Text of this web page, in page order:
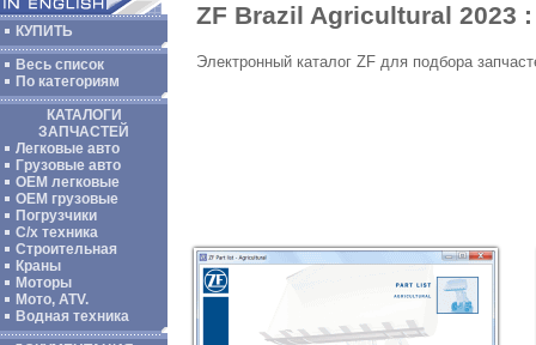
КУПИТЬ
Весь список
По категориям
КАТАЛОГИ
ЗАПЧАСТЕЙ
Легковые авто
Грузовые авто
ОЕМ легковые
OEM грузовые
Погрузчики
С/х техника
Строительная
Краны
Моторы
Мото, ATV.
Водная техника
ZF Brazil Agricultural 2023 :
Электронный каталог ZF для подбора